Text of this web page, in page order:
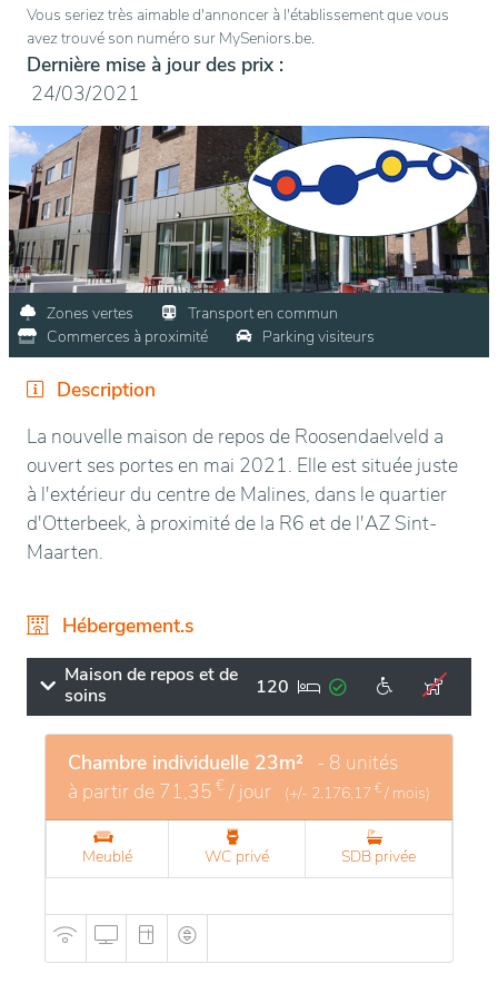
Vous seriez très aimable d'annoncer à l'établissement que vous
avez trouvé son numéro sur MySeniors.be.
Dernière mise à jour des prix :
24/03/2021
Zones vertes
Transport en commun
Commerces à proximité
Parking visiteurs
Description
La nouvelle maison de repos de Roosendaelveld a
ouvert ses portes en mai 2021. Elle est située juste
à l'extérieur du centre de Malines, dans le quartier
d'Otterbeek, à proximité de la R6 et de l'AZ Sint-
Maarten.
Hébergement.s
Maison de repos et de
soins
120
Chambre individuelle 23m² - 8 unités
à partir de 71,35 € / jour (+/- 2.176,17 € / mois)
Meublé WC privé SDB privée